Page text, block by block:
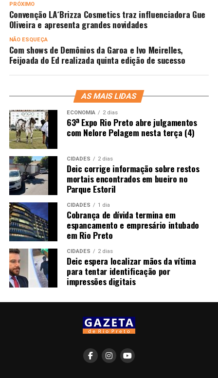
PRÓXIMO
Convenção LA´Brizza Cosmetics traz influenciadora Gue
Oliveira e apresenta grandes novidades
NÃO ESQUEÇA
Com shows de Demônios da Garoa e Ivo Meirelles,
Feijoada do Ed realizada quinta edição de sucesso
AS MAIS LIDAS
ECONOMIA 2 dias
63ª Expo Rio Preto abre julgamentos
com Nelore Pelagem nesta terça (4)
CIDADES 2 dias
Deic corrige informação sobre restos
mortais encontrados em bueiro no
Parque Estoril
CIDADES 1 dia
Cobrança de dívida termina em
espancamento e empresário intubado
em Rio Preto
CIDADES 2 dias
Deic espera localizar mãos da vítima
para tentar identificação por
impressões digitais